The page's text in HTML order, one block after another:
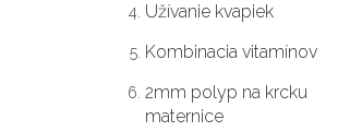
Užívanie kvapiek
Kombinacia vitamínov
2mm polyp na krcku
maternice